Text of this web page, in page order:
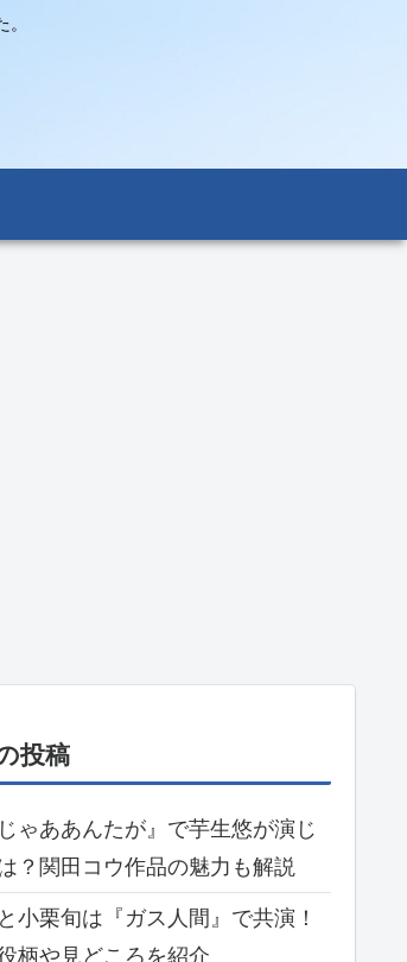
投稿
ゃああんたが』で芋生悠が演じ
？関田コウ作品の魅力も解説
小栗旬は『ガス人間』で共演！
柄や見どころを紹介